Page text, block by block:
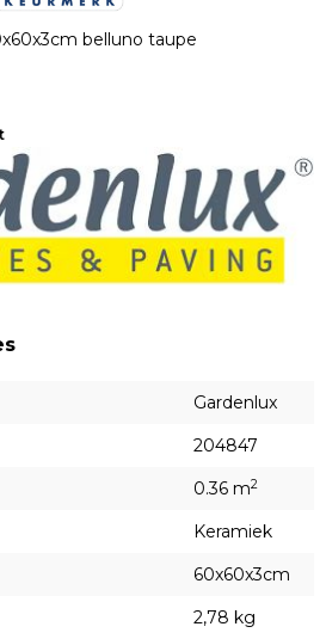
belluno taupe
Gardenlux
204847
0.36 m2
Keramiek
60x60x3cm
2,78 kg